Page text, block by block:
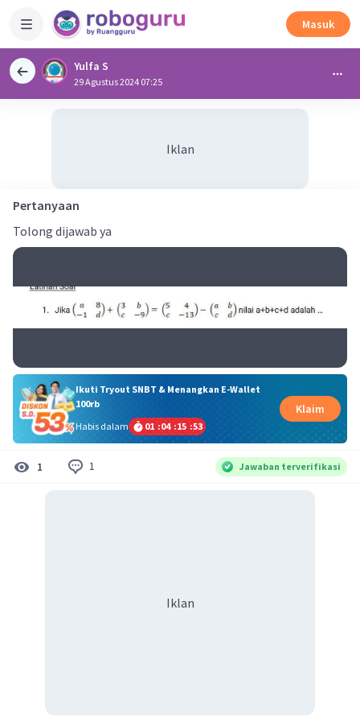
Masuk
Yulfa S
29 Agustus 2024 07:25
Iklan
Pertanyaan
Tolong dijawab ya
Ikuti Tryout SNBT & Menangkan E-Wallet
100rb
Habis dalam
01 :04 :15 :53
Klaim
1 1 Jawaban terverifikasi
Iklan